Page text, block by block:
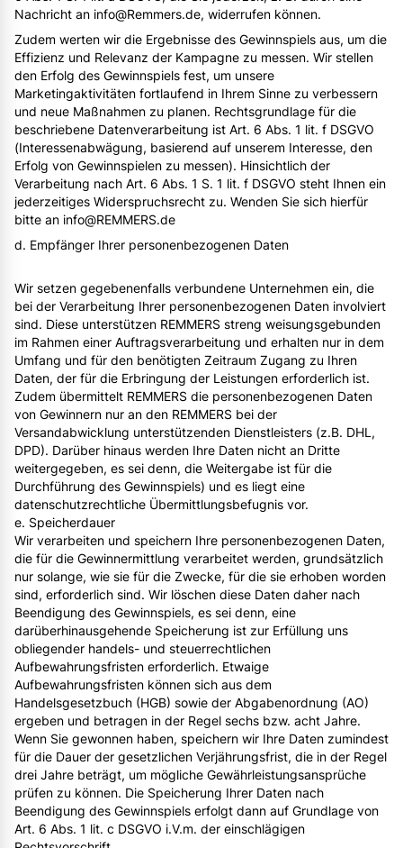
Nachricht an info@Remmers.de, widerrufen können.
Zudem werten wir die Ergebnisse des Gewinnspiels aus, um die
Effizienz und Relevanz der Kampagne zu messen. Wir stellen
den Erfolg des Gewinnspiels fest, um unsere
Marketingaktivitäten fortlaufend in Ihrem Sinne zu verbessern
und neue Maßnahmen zu planen. Rechtsgrundlage für die
beschriebene Datenverarbeitung ist Art. 6 Abs. 1 lit. f DSGVO
(Interessenabwägung, basierend auf unserem Interesse, den
Erfolg von Gewinnspielen zu messen). Hinsichtlich der
Verarbeitung nach Art. 6 Abs. 1 S. 1 lit. f DSGVO steht Ihnen ein
jederzeitiges Widerspruchsrecht zu. Wenden Sie sich hierfür
bitte an info@REMMERS.de
d. Empfänger Ihrer personenbezogenen Daten
Wir setzen gegebenenfalls verbundene Unternehmen ein, die
bei der Verarbeitung Ihrer personenbezogenen Daten involviert
sind. Diese unterstützen REMMERS streng weisungsgebunden
im Rahmen einer Auftragsverarbeitung und erhalten nur in dem
Umfang und für den benötigten Zeitraum Zugang zu Ihren
Daten, der für die Erbringung der Leistungen erforderlich ist.
Zudem übermittelt REMMERS die personenbezogenen Daten
von Gewinnern nur an den REMMERS bei der
Versandabwicklung unterstützenden Dienstleisters (z.B. DHL,
DPD). Darüber hinaus werden Ihre Daten nicht an Dritte
weitergegeben, es sei denn, die Weitergabe ist für die
Durchführung des Gewinnspiels) und es liegt eine
datenschutzrechtliche Übermittlungsbefugnis vor.
e. Speicherdauer
Wir verarbeiten und speichern Ihre personenbezogenen Daten,
die für die Gewinnermittlung verarbeitet werden, grundsätzlich
nur solange, wie sie für die Zwecke, für die sie erhoben worden
sind, erforderlich sind. Wir löschen diese Daten daher nach
Beendigung des Gewinnspiels, es sei denn, eine
darüberhinausgehende Speicherung ist zur Erfüllung uns
obliegender handels- und steuerrechtlichen
Aufbewahrungsfristen erforderlich. Etwaige
Aufbewahrungsfristen können sich aus dem
Handelsgesetzbuch (HGB) sowie der Abgabenordnung (AO)
ergeben und betragen in der Regel sechs bzw. acht Jahre.
Wenn Sie gewonnen haben, speichern wir Ihre Daten zumindest
für die Dauer der gesetzlichen Verjährungsfrist, die in der Regel
drei Jahre beträgt, um mögliche Gewährleistungsansprüche
prüfen zu können. Die Speicherung Ihrer Daten nach
Beendigung des Gewinnspiels erfolgt dann auf Grundlage von
Art. 6 Abs. 1 lit. c DSGVO i.V.m. der einschlägigen